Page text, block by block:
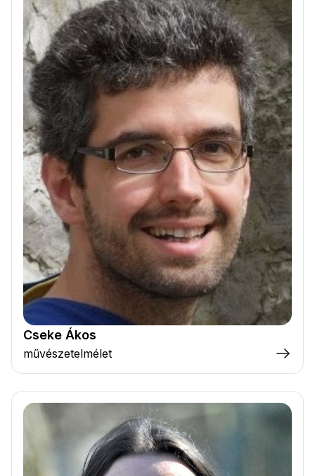
Cseke Ákos
művészetelmélet